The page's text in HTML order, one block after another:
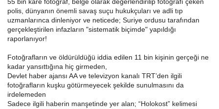
polis, dünyanın önemli savaş suçu hukukçuları ve adli tıp
uzmanlarınca dinleniyor ve neticede; Suriye ordusu tarafından
gerçekleştirilen infazların "sistematik biçimde" yapıldığı
raporlanıyor!
Fotoğrafların ve öldürüldüğü iddia edilen 11 bin kişinin gerçeği ne
kadar yansıttığına hiç girmeden,
Devlet haber ajansı AA ve televizyon kanalı TRT’den ilgili
fotoğrafların kuşku götürmeyecek şekilde sunulmasını da
irdelemeden
Sadece ilgili haberin manşetinde yer alan; “Holokost” kelimesi